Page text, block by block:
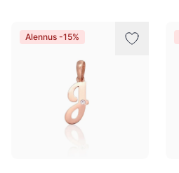
Alennus -15%